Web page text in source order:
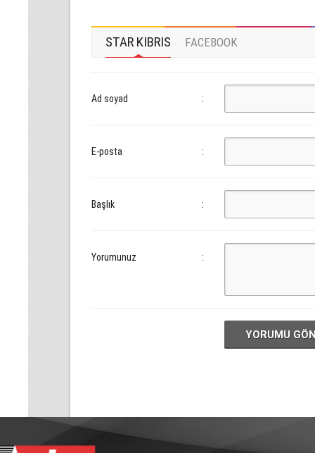
STAR KIBRIS FACEBOOK
Ad soyad :
E-posta :
Başlık :
Yorumunuz :
YORUMU